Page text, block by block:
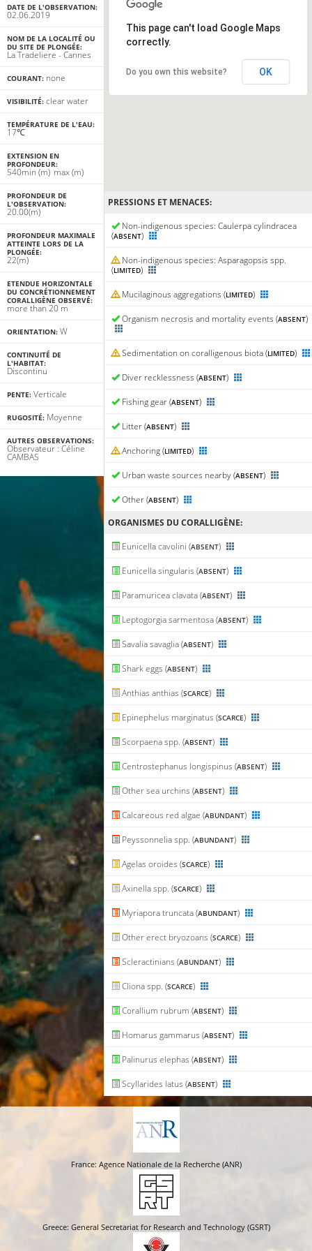
DATE DE L'OBSERVATION:
02.06.2019
NOM DE LA LOCALITÉ OU
DU SITE DE PLONGÉE:
La Tradeliere - Cannes
COURANT: none
VISIBILITÉ: clear water
TEMPÉRATURE DE L'EAU:
17℃
EXTENSION EN
PROFONDEUR:
min
5 (m) max
40 (m)
PROFONDEUR DE
L'OBSERVATION:
20.00(m)
PROFONDEUR MAXIMALE
ATTEINTE LORS DE LA
PLONGÉE:
22(m)
ETENDUE HORIZONTALE
DU CONCRÉTIONNEMENT
CORALLIGÈNE OBSERVÉ:
more than 20 m
ORIENTATION: W
CONTINUITÉ DE
L'HABITAT:
Discontinu
PENTE: Verticale
RUGOSITÉ: Moyenne
AUTRES OBSERVATIONS:
Observateur : Céline
CAMBAS
This page can't load Google Maps
correctly.
Do you own this website? OK
PRESSIONS ET MENACES:
Non-indigenous species: Caulerpa cylindracea
(ABSENT)
Non-indigenous species: Asparagopsis spp.
(LIMITED)
Mucilaginous aggregations (LIMITED)
Organism necrosis and mortality events (ABSENT)
Sedimentation on coralligenous biota (LIMITED)
Diver recklessness (ABSENT)
Fishing gear (ABSENT)
Litter (ABSENT)
Anchoring (LIMITED)
Urban waste sources nearby (ABSENT)
Other (ABSENT)
ORGANISMES DU CORALLIGÈNE:
Eunicella cavolini (ABSENT)
Eunicella singularis (ABSENT)
Paramuricea clavata (ABSENT)
Leptogorgia sarmentosa (ABSENT)
Savalia savaglia (ABSENT)
Shark eggs (ABSENT)
Anthias anthias (SCARCE)
Epinephelus marginatus (SCARCE)
Scorpaena spp. (ABSENT)
Centrostephanus longispinus (ABSENT)
Other sea urchins (ABSENT)
Calcareous red algae (ABUNDANT)
Peyssonnelia spp. (ABUNDANT)
Agelas oroides (SCARCE)
Axinella spp. (SCARCE)
Myriapora truncata (ABUNDANT)
Other erect bryozoans (SCARCE)
Scleractinians (ABUNDANT)
Cliona spp. (SCARCE)
Corallium rubrum (ABSENT)
Homarus gammarus (ABSENT)
Palinurus elephas (ABSENT)
Scyllarides latus (ABSENT)
France: Agence Nationale de la Recherche (ANR)
Greece: General Secretariat for Research and Technology (GSRT)